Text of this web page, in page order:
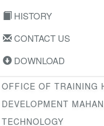
HISTORY
CONTACT US
DOWNLOAD
OFFICE OF TRAINING
DEVELOPMENT
TECHNOLOGY